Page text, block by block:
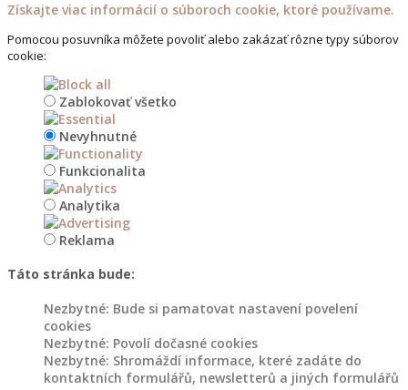
Dřevěné
stojany
na
květináče
Dřevořezba
zahrady
Květináče
květináče
do
zahrady
Získajte viac informácií o súboroch cookie, ktoré používame.
Pomocou posuvníka môžete povoliť alebo zakázať rôzne typy súborov
cookie:
Zablokovať všetko
Nevyhnutné
Funkcionalita
Analytika
Reklama
Táto stránka bude:
Nezbytné: Bude si pamatovat nastavení povelení
cookies
Nezbytné: Povolí dočasné cookies
Nezbytné: Shromáždí informace, které zadáte do
kontaktních formulářů, newsletterů a jiných formulářů